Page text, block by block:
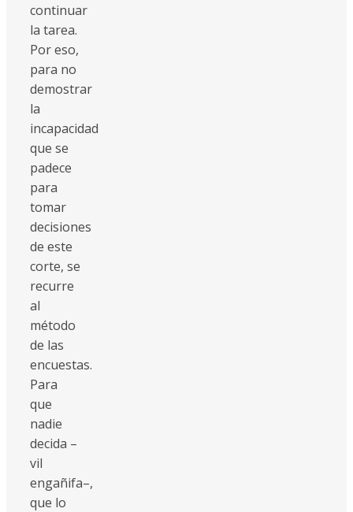
continuar
la tarea.
Por eso,
para no
demostrar
la
incapacidad
que se
padece
para
tomar
decisiones
de este
corte, se
recurre
al
método
de las
encuestas.
Para
que
nadie
decida –
vil
engañifa–,
que lo